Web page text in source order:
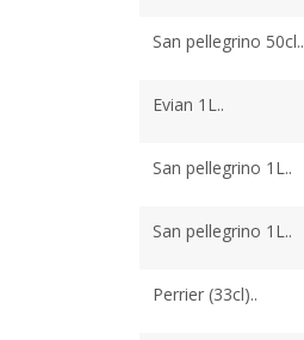
San pellegrino 50cl..
Evian 1L..
San pellegrino 1L..
San pellegrino 1L..
Perrier (33cl)..